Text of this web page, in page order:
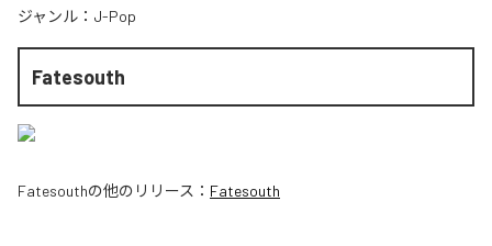
ジャンル： J-Pop
Fatesouth
Fatesouthの他のリリース： Fatesouth